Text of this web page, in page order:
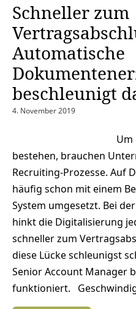
Schneller zum
Automatische
beschleunigt
4. November 2019
Um
bestehen, brauchen
Recruiting-Prozesse. Auf
häufig schon mit einem
System umgesetzt. Bei
hinkt die Digitalisierung
schneller zum
diese Lücke schleunigst
Senior Account Manager
funktioniert.